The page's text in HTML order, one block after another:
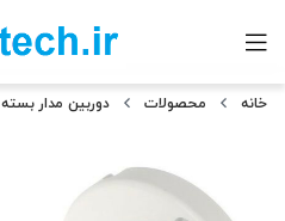
خانه محصولات دوربین مدار بسته